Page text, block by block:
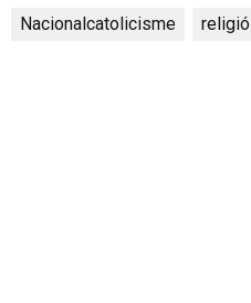
Nacionalcatolicisme
religió